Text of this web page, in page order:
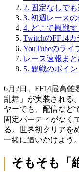
2. 固定なしで
3. 初週レース
4. どこで観戦
TwitchのFF14カ
YouTubeのライ
レース速報まと
5. 観戦のポイン
6月2日、FF14最高難
乱舞」が実装される
ヤーでも、配信など
固定パーティがなく
る。世界初クリアを
一緒に追いかけよう。
そもそも「